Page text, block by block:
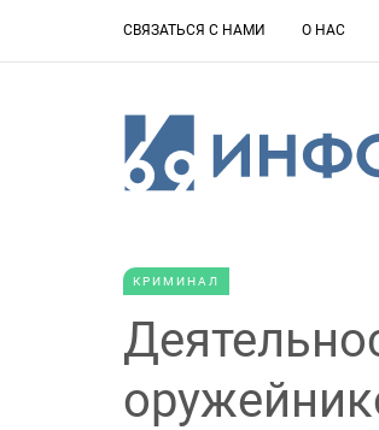
СВЯЗАТЬСЯ С НАМИ О НАС
КРИМИНАЛ